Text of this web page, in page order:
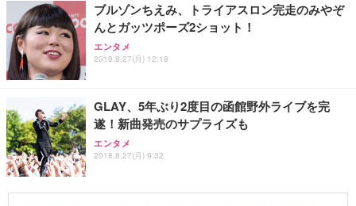
ブルゾンちえみ、トライアスロン完走のみやぞ
んとガッツポーズ2ショット！
エンタメ
2018.8.27(月) 12:18
GLAY、5年ぶり2度目の函館野外ライブを完
遂！新曲発売のサプライズも
エンタメ
2018.8.27(月) 9:32